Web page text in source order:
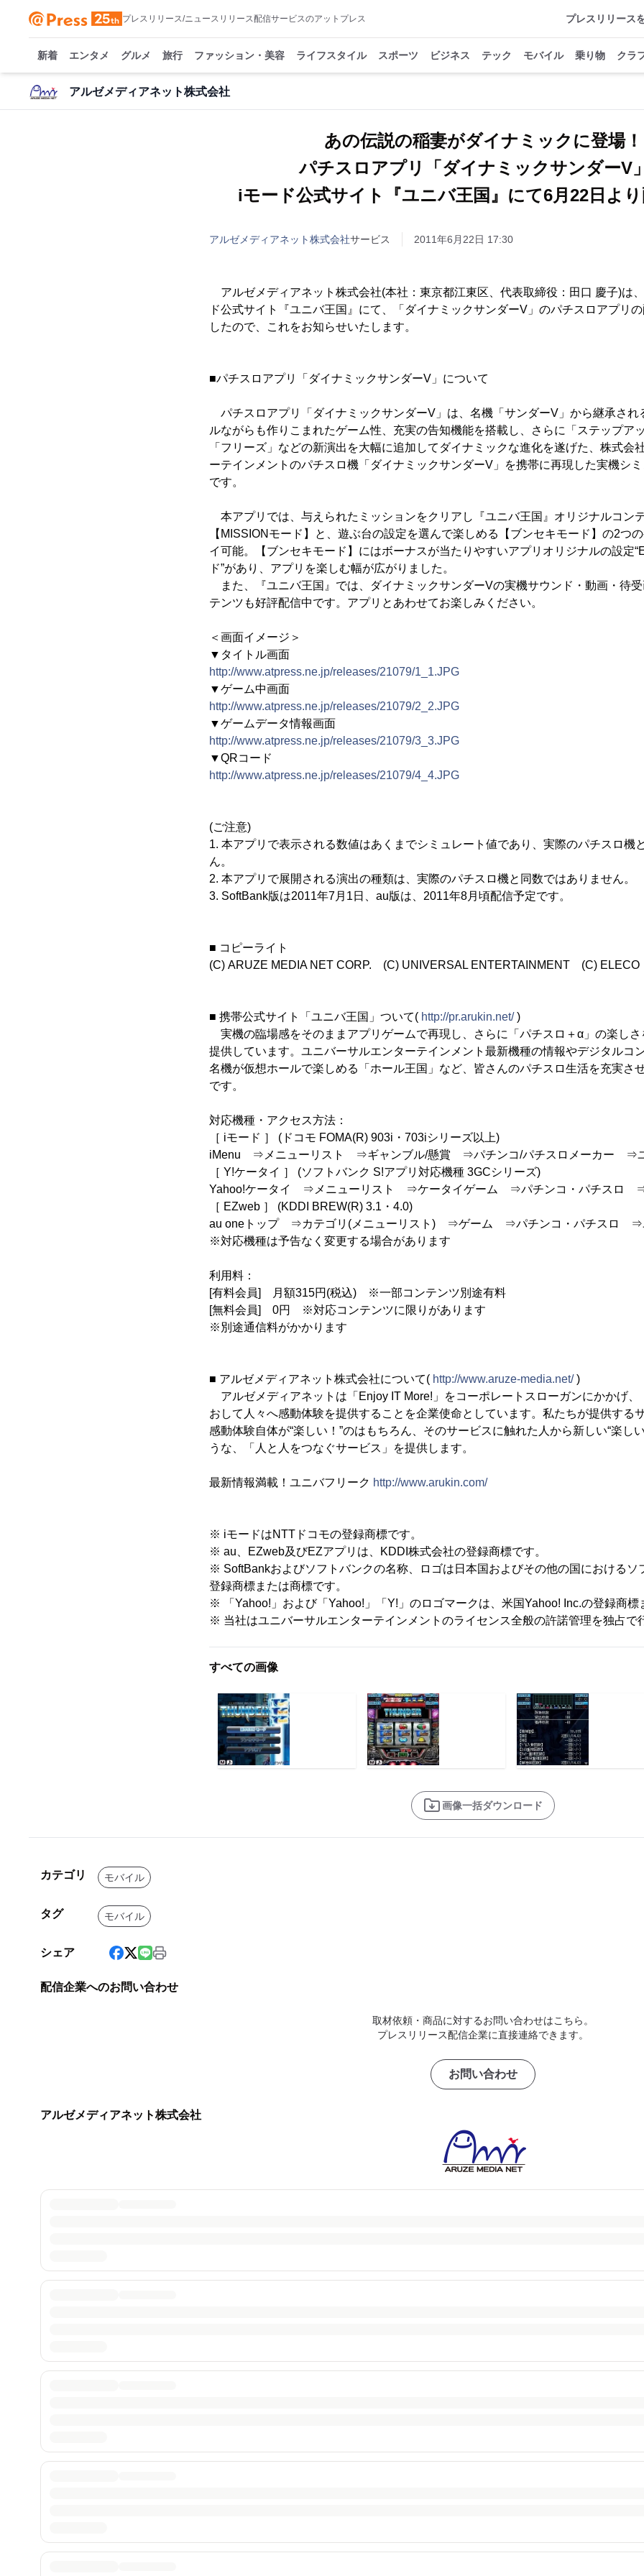
プレスリリース/ニュースリリース配信サービスのアットプレス プレスリリース
新着 エンタメ グルメ 旅行 ファッション・美容 ライフスタイル スポーツ ビジネス テック モバイル 乗り物 クラ
アルゼメディアネット株式会社
あの伝説の稲妻がダイナミックに登場！
パチスロアプリ「ダイナミックサンダーV
iモード公式サイト『ユニバ王国』にて6月22日より
アルゼメディアネット株式会社サービス 2011年6月22日 17:30
アルゼメディアネット株式会社(本社：東京都江東区、代表取締役：田口 慶子)は
ド公式サイト『ユニバ王国』にて、「ダイナミックサンダーV」のパチスロアプリ
したので、これをお知らせいたします。
■パチスロアプリ「ダイナミックサンダーV」について
パチスロアプリ「ダイナミックサンダーV」は、名機「サンダーV」から継承され
ルながらも作りこまれたゲーム性、充実の告知機能を搭載し、さらに「ステップア
「フリーズ」などの新演出を大幅に追加してダイナミックな進化を遂げた、株式会
ーテインメントのパチスロ機「ダイナミックサンダーV」を携帯に再現した実機シ
です。
本アプリでは、与えられたミッションをクリアし『ユニバ王国』オリジナルコン
【MISSIONモード】と、遊ぶ台の設定を選んで楽しめる【ブンセキモード】の2つ
イ可能。【ブンセキモード】にはボーナスが当たりやすいアプリオリジナルの設定
ド”があり、アプリを楽しむ幅が広がりました。
また、『ユニバ王国』では、ダイナミックサンダーVの実機サウンド・動画・待
テンツも好評配信中です。アプリとあわせてお楽しみください。
＜画面イメージ＞
▼タイトル画面
http://www.atpress.ne.jp/releases/21079/1_1.JPG
▼ゲーム中画面
http://www.atpress.ne.jp/releases/21079/2_2.JPG
▼ゲームデータ情報画面
http://www.atpress.ne.jp/releases/21079/3_3.JPG
▼QRコード
http://www.atpress.ne.jp/releases/21079/4_4.JPG
(ご注意)
1. 本アプリで表示される数値はあくまでシミュレート値であり、実際のパチスロ機
ん。
2. 本アプリで展開される演出の種類は、実際のパチスロ機と同数ではありません。
3. SoftBank版は2011年7月1日、au版は、2011年8月頃配信予定です。
■ コピーライト
(C) ARUZE MEDIA NET CORP. (C) UNIVERSAL ENTERTAINMENT (C) ELECO
■ 携帯公式サイト「ユニバ王国」ついて( http://pr.arukin.net/)
実機の臨場感をそのままアプリゲームで再現し、さらに「パチスロ＋α」の楽し
提供しています。ユニバーサルエンターテインメント最新機種の情報やデジタルコ
名機が仮想ホールで楽しめる「ホール王国」など、皆さんのパチスロ生活を充実さ
です。
対応機種・アクセス方法：
［ iモード ］ (ドコモ FOMA(R) 903i・703iシリーズ以上)
iMenu ⇒メニューリスト ⇒ギャンブル/懸賞 ⇒パチンコ/パチスロメーカー ⇒
［ Y!ケータイ ］ (ソフトバンク S!アプリ対応機種 3GCシリーズ)
Yahoo!ケータイ ⇒メニューリスト ⇒ケータイゲーム ⇒パチンコ・パチスロ ⇒
［ EZweb ］ (KDDI BREW(R) 3.1・4.0)
au oneトップ ⇒カテゴリ(メニューリスト) ⇒ゲーム ⇒パチンコ・パチスロ ⇒
※対応機種は予告なく変更する場合があります
利用料：
[有料会員] 月額315円(税込) ※一部コンテンツ別途有料
[無料会員] 0円 ※対応コンテンツに限りがあります
※別途通信料がかかります
■ アルゼメディアネット株式会社について( http://www.aruze-media.net/)
アルゼメディアネットは「Enjoy IT More!」をコーポレートスローガンにかかげ、
おして人々へ感動体験を提供することを企業使命としています。私たちが提供する
感動体験自体が“楽しい！”のはもちろん、そのサービスに触れた人から新しい“楽し
うな、「人と人をつなぐサービス」を提供します。
最新情報満載！ユニバフリーク http://www.arukin.com/
※ iモードはNTTドコモの登録商標です。
※ au、EZweb及びEZアプリは、KDDI株式会社の登録商標です。
※ SoftBankおよびソフトバンクの名称、ロゴは日本国およびその他の国におけるソ
登録商標または商標です。
※ 「Yahoo!」および「Yahoo!」「Y!」のロゴマークは、米国Yahoo! Inc.の登録商標
※ 当社はユニバーサルエンターテインメントのライセンス全般の許諾管理を独占で
すべての画像
画像一括ダウンロード
カテゴリ モバイル
タグ モバイル
シェア
配信企業へのお問い合わせ
取材依頼・商品に対するお問い合わせはこちら。
プレスリリース配信企業に直接連絡できます。
お問い合わせ
アルゼメディアネット株式会社